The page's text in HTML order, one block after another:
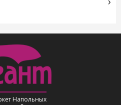
Напольных